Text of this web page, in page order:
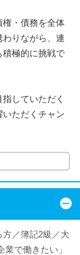
権・債務を全体
りながら、連
極的に挑戦で
していただく
ただくチャン
／簿記2級／大
で働きたい」